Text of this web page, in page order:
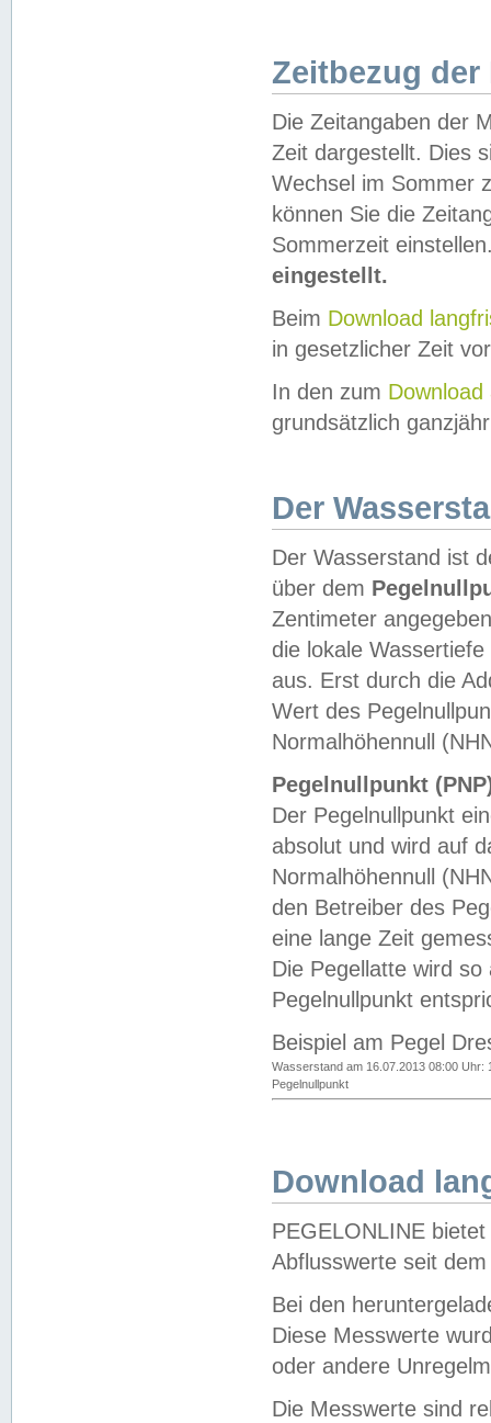
Zeitbezug der
Die Zeitangaben der
Zeit dargestellt. Dies
Wechsel im Sommer
können Sie die
Sommerzeit
eingestellt.
Beim Download
in gesetzlicher Zeit
In den zum Download
grundsätzlich
Der
Der Wasserstand ist
über dem
Zentimeter
die lokale
aus. Erst durch die
Wert des
Normalhöhennull
Pegelnullpunkt
Der Pegelnullpunkt
absolut und wird auf
Normalhöhennull
den Betreiber des
eine lange Zeit
Die Pegellatte wird
Pegelnullpunkt
Beispiel am Pegel
Wasserstand am 16.07.2013 08:00 Uhr:
Pegelnullpunkt
Download
PEGELONLINE
Abflusswerte seit
Bei den
Diese Messwerte
oder andere
Die Messwerte sind